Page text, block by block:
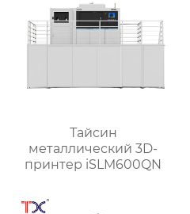
Тайсин
металлический 3D-
принтер iSLM600QN